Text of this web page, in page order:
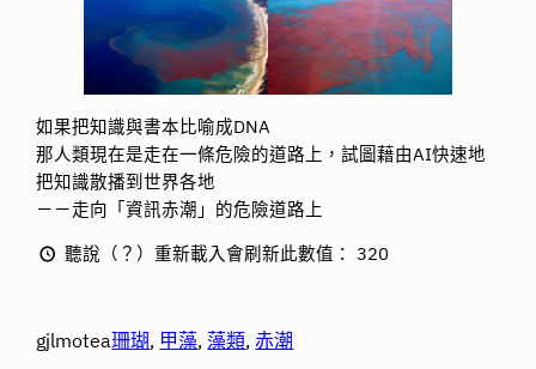
如果把知識與書本比喻成DNA
那人類現在是走在一條危險的道路上，試圖藉由AI快速地
把知識散播到世界各地
－－走向「資訊赤潮」的危險道路上
聽說（？）重新載入會刷新此數值： 320
gjlmotea珊瑚, 甲藻, 藻類, 赤潮